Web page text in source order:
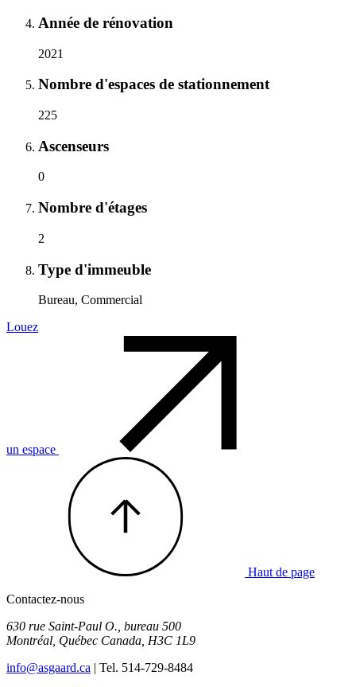
Année de rénovation
2021
Nombre d'espaces de stationnement
225
Ascenseurs
0
Nombre d'étages
2
Type d'immeuble
Bureau, Commercial
Louez
un espace
Haut de page
Contactez-nous
630 rue Saint-Paul O., bureau 500
Montréal Québec Canada H3C 1L9
info@asgaard.ca | Tel. 514-729-8484